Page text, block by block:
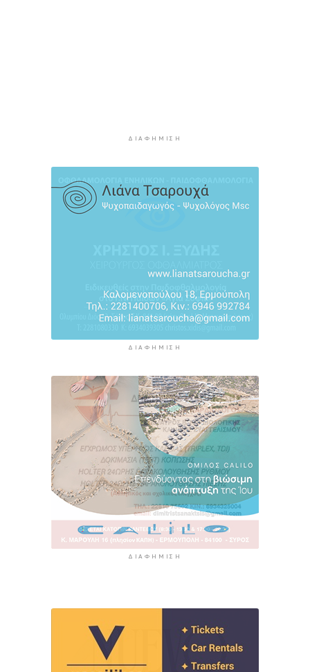
Ερμούπολιν! Η ιστορία ζωντανεύει
5 ώρες 51 λεπτά πρίν
ΔΙΑΦΉΜΙΣΗ
ΔΙΑΦΉΜΙΣΗ
ΔΙΑΦΉΜΙΣΗ